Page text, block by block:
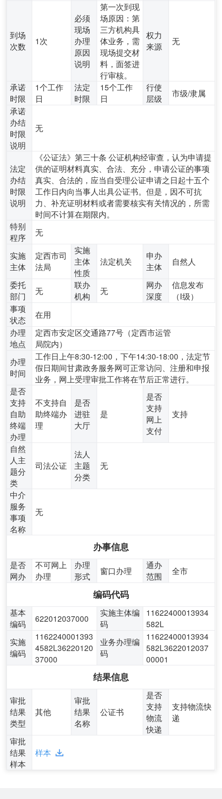
到场
次数
1次
必须
现场
办理
原因
说明
第一次到现
场原因：第
三方机构具
体业务，需
现场提交材
料，面签进
行审核。
权力
来源
无
承诺
时限
1个工作
日
法定
时限
15个工作
日
行使
层级
市级/隶属
承诺
办结
时限
说明
无
法定
办结
时限
说明
《公证法》第三十条 公证机构经审查，认为申请提
供的证明材料真实、合法、充分，申请公证的事项
真实、合法的，应当自受理公证申请之日起十五个
工作日内向当事人出具公证书。但是，因不可抗
力、补充证明材料或者需要核实有关情况的，所需
时间不计算在期限内。
特别
程序
无
实施
主体
定西市司
法局
实施
主体
性质
法定机关
申办
主体
自然人
委托
部门
无
联办
机构
无
网办
深度
信息发布
（Ⅰ级）
事项
状态
在用
办理
地点
定西市安定区交通路77号（定西市运管
局院内）
办理
时间
工作日上午8:30-12:00，下午14:30-18:00，法定节
假日期间甘肃政务服务网可正常访问、注册和申报
业务，网上受理审批工作将在节后正常进行。
是否
支持
自助
终端
办理
不支持自
助终端办
理
是否
进驻
大厅
是
是否
支持
网上
支付
支持
自然
人主
题分
类
司法公证
法人
主题
分类
无
中介
服务
事项
名称
无
办事信息
是否
网办
不可网上
办理
办理
形式
窗口办理
通办
范围
全市
编码代码
基本
编码
622012037000
实施主体编
码
11622400013934
582L
实施
编码
1162240001393
4582L36220120
37000
业务办理编
码
11622400013934
582L3622012037
00001
结果信息
审批
结果
类型
其他
审批
结果
名称
公证书
是否
支持
物流
快递
支持物流快
递
审批
结果
样本
样本